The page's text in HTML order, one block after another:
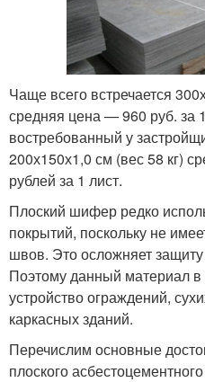
Чаще всего встречается
средняя цена — 960 руб. за
востребованный у
200х150х1,0 см (вес 58 кг)
рублей за 1 лист.
Плоский шифер редко
покрытий, поскольку не
швов. Это осложняет
Поэтому данный материал
устройство ограждений,
каркасных зданий.
Перечислим основные
плоского